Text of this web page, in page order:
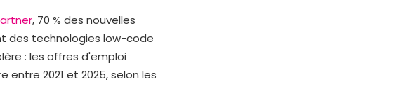
, 70 % des nouvelles
des technologies low-code
: les offres d'emploi
2021 et 2025, selon les